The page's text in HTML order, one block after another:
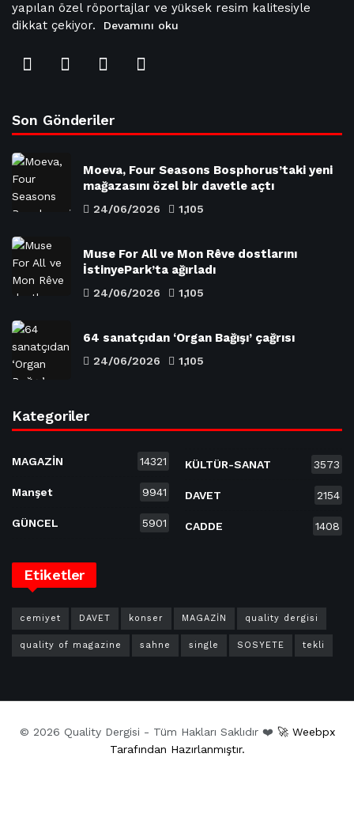
yapılan özel röportajlar ve yüksek resim kalitesiyle
dikkat çekiyor.
Devamını oku
Son Gönderiler
Moeva, Four Seasons Bosphorus’taki yeni
mağazasını özel bir davetle açtı
24/06/2026 1,105
Muse For All ve Mon Rêve dostlarını
İstinyePark’ta ağırladı
24/06/2026 1,105
64 sanatçıdan ‘Organ Bağışı’ çağrısı
24/06/2026 1,105
Kategoriler
MAGAZİN 14321
Manşet 9941
GÜNCEL 5901
KÜLTÜR-SANAT 3573
DAVET 2154
CADDE 1408
Etiketler
cemiyet DAVET konser MAGAZİN quality dergisi
quality of magazine sahne single SOSYETE tekli
© 2026 Quality Dergisi - Tüm Hakları Saklıdır ❤️ 🚀 Weebpx
Tarafından Hazırlanmıştır.